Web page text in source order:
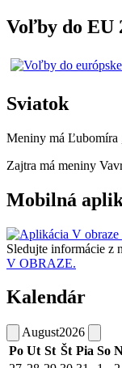
Voľby do EU
Sviatok
Meniny má Ľubomíra
Zajtra má meniny
Mobilná
Sledujte informácie z
V OBRAZE.
Kalendár
August2026
Po Ut St Št Pia So